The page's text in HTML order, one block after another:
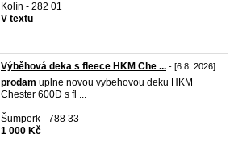
Kolín - 282 01
V textu
Výběhová deka s fleece HKM Che ... - [6.8. 2026]
prodam uplne novou vybehovou deku HKM
Chester 600D s fl ...
Šumperk - 788 33
1 000 Kč